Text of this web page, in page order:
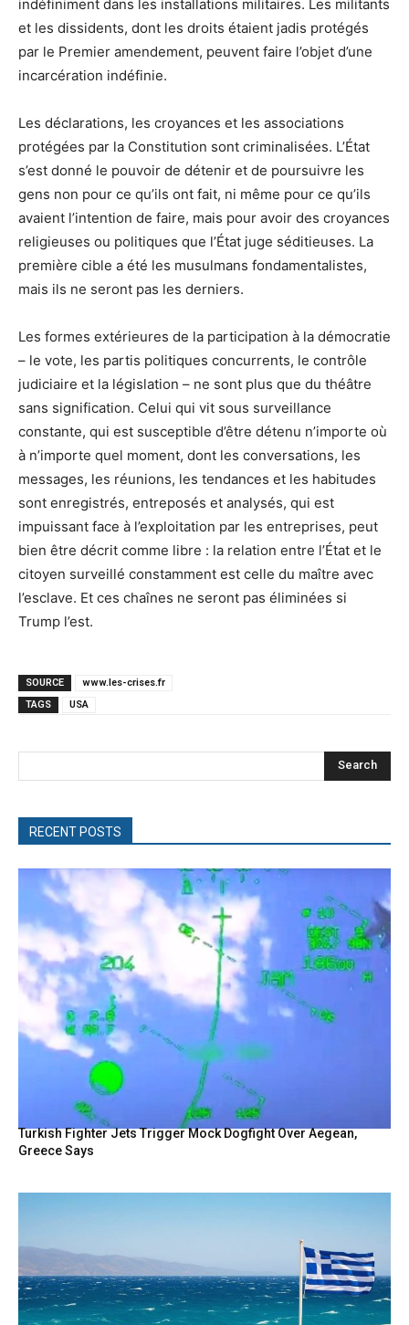
indéfiniment dans les installations militaires. Les militants
et les dissidents, dont les droits étaient jadis protégés
par le Premier amendement, peuvent faire l’objet d’une
incarcération indéfinie.
Les déclarations, les croyances et les associations
protégées par la Constitution sont criminalisées. L’État
s’est donné le pouvoir de détenir et de poursuivre les
gens non pour ce qu’ils ont fait, ni même pour ce qu’ils
avaient l’intention de faire, mais pour avoir des croyances
religieuses ou politiques que l’État juge séditieuses. La
première cible a été les musulmans fondamentalistes,
mais ils ne seront pas les derniers.
Les formes extérieures de la participation à la démocratie
– le vote, les partis politiques concurrents, le contrôle
judiciaire et la législation – ne sont plus que du théâtre
sans signification. Celui qui vit sous surveillance
constante, qui est susceptible d’être détenu n’importe où
à n’importe quel moment, dont les conversations, les
messages, les réunions, les tendances et les habitudes
sont enregistrés, entreposés et analysés, qui est
impuissant face à l’exploitation par les entreprises, peut
bien être décrit comme libre : la relation entre l’État et le
citoyen surveillé constamment est celle du maître avec
l’esclave. Et ces chaînes ne seront pas éliminées si
Trump l’est.
SOURCE
www.les-crises.fr
TAGS
USA
Search
RECENT POSTS
Turkish Fighter Jets Trigger Mock Dogfight Over Aegean,
Greece Says